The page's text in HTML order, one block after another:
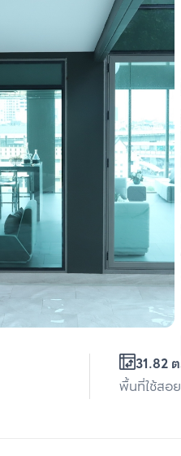
31.82
พื้นที่ใช้สอย